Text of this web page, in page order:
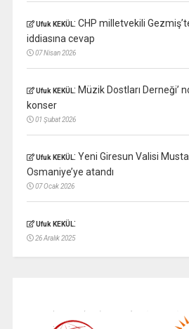
Ufuk KEKÜL: CHP milletvekili
iddiasına cevap
07 Nisan 2026
Ufuk KEKÜL: Müzik Dostları Derneği’
konser
01 Şubat 2026
Ufuk KEKÜL: Yeni Giresun Valisi
Osmaniye’ye atandı
07 Ocak 2026
Ufuk KEKÜL:
26 Aralık 2025